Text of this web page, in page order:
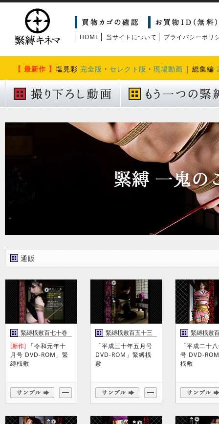
HOME 当サイトについて プライバシーポリ
【 最新作 】 塩見彩 完全版 ・ セレクト版 ・ 現場動画 | 総集編
通販
緊縛桟敷百七十巻
[新作] 「令和元年十
月号 DVD-ROM」緊
縛桟敷
緊縛桟敷百五十三
巻
「平成三十年五月号
DVD-ROM」緊縛桟
敷
緊縛桟敷
巻
「平成二十
号 DVD-
桟敷